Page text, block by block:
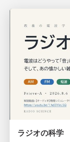
ラジオの科学